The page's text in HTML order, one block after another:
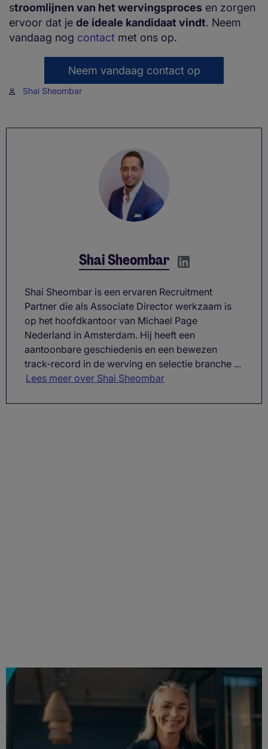
stroomlijnen van het wervingsproces en zorgen
ervoor dat je de ideale kandidaat vindt. Neem
vandaag nog contact met ons op.
Neem vandaag contact op
Shai Sheombar
Shai Sheombar
Shai Sheombar is een ervaren Recruitment
Partner die als Associate Director werkzaam is
op het hoofdkantoor van Michael Page
Nederland in Amsterdam. Hij heeft een
aantoonbare geschiedenis en een bewezen
track-record in de werving en selectie branche ...
Lees meer over Shai Sheombar